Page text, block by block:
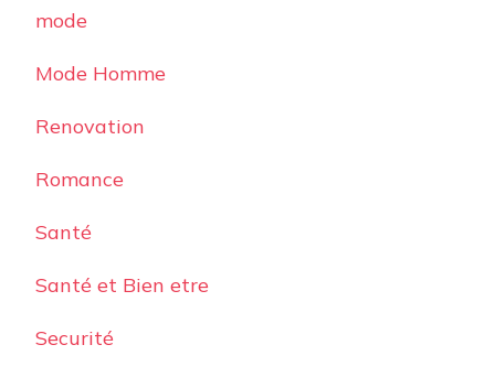
mode
Mode Homme
Renovation
Romance
Santé
Santé et Bien etre
Securité